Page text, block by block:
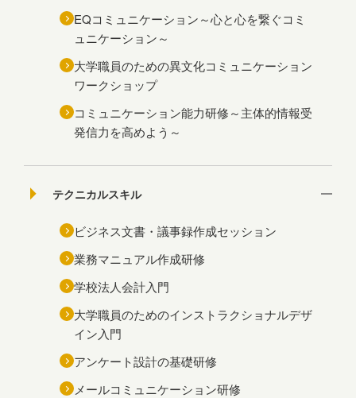
EQコミュニケーション～心と心を繋ぐコミ
ュニケーション～
大学職員のための異文化コミュニケーション
ワークショップ
コミュニケーション能力研修～主体的情報受
発信力を高めよう～
テクニカルスキル
ビジネス文書・議事録作成セッション
業務マニュアル作成研修
学校法人会計入門
大学職員のためのインストラクショナルデザ
イン入門
アンケート設計の基礎研修
メールコミュニケーション研修